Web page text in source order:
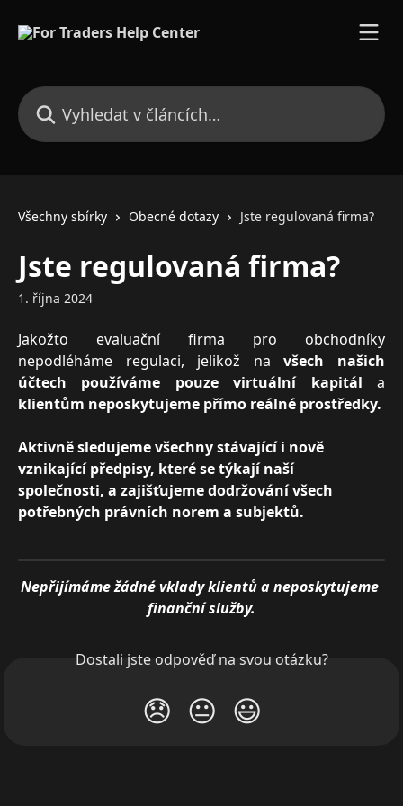
Vyhledat v článcích…
Všechny sbírky Obecné dotazy Jste regulovaná firma?
Jste regulovaná firma?
1. října 2024
Jakožto evaluační firma pro obchodníky
nepodléháme regulaci, jelikož navšech našich
účtech používáme pouze virtuální kapitál a
klientům neposkytujeme přímo reálné prostředky.
Aktivně sledujeme všechny stávající i nově
vznikající předpisy, které se týkají naší
společnosti, a zajišťujeme dodržování všech
potřebných právních norem a subjektů.
Nepřijímáme žádné vklady klientů a neposkytujeme
finanční služby.
Dostali jste odpověď na svou otázku?
😞 😐 😃